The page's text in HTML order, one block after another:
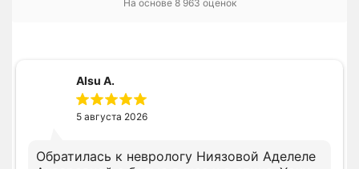
На основе 8 963 оценок
Alsu A.
5 августа 2026
Обратилась к неврологу Ниязовой Аделеле